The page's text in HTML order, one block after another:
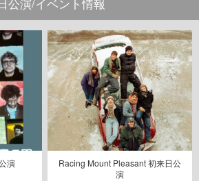
公演/イベント情報
演
Racing Mount Pleasant 初来日公
演